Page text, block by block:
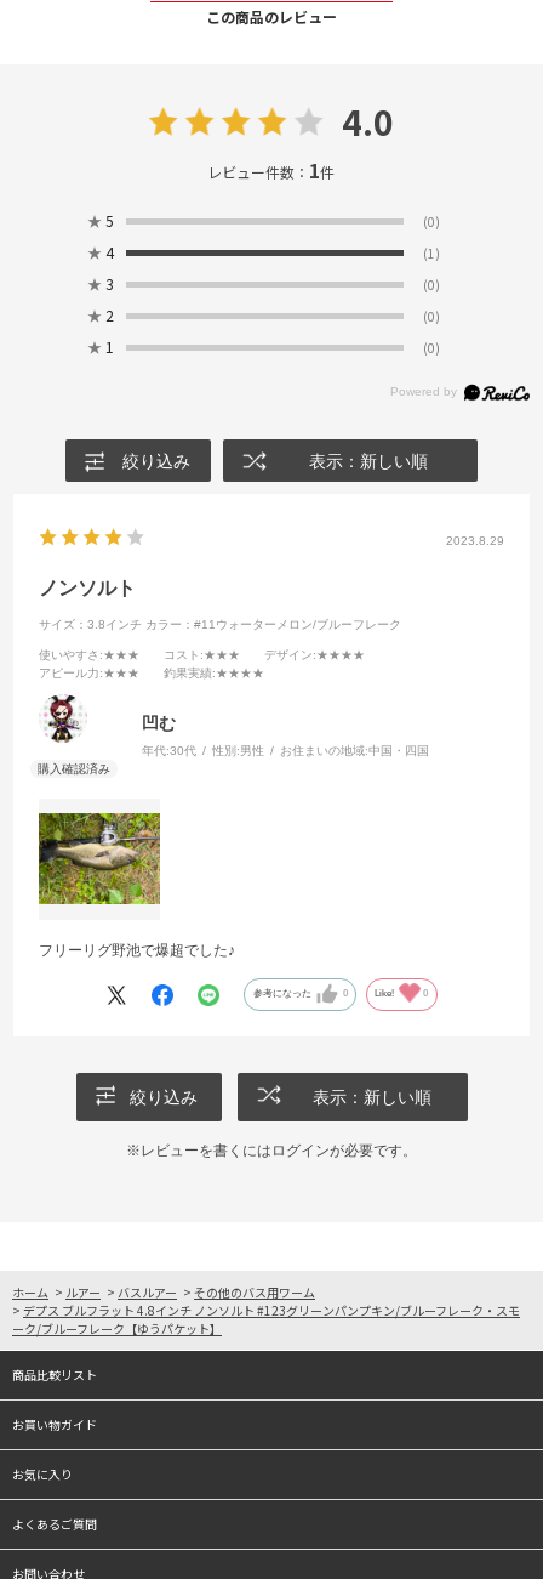
この商品のレビュー
4.0
レビュー件数： 1件
★ 5 (0)
★ 4 (1)
★ 3 (0)
★ 2 (0)
★ 1 (0)
絞り込み 表示：新しい順
2023.8.29
ノンソルト
サイズ：3.8インチ カラー：#11ウォーターメロン/ブルーフレーク
使いやすさ :★★★ コスト :★★★ デザイン:★★★★
アピール力:★★★ 釣果実績:★★★★
凹む
年代:30代 性別:男性 お住まいの地域:中国・四国
フリーリグ野池で爆超でした♪
参考になった 0 Like! 0
絞り込み 表示：新しい順
※レビューを書くには ログインが必要です。
ホーム > ルアー > バスルアー > その他のバス用ワーム
> デプス ブルフラット 4.8インチ ノンソルト #123グリーンパンプキン/ブルーフレーク・スモ
ーク/ブルーフレーク【ゆうパケット】
商品比較リスト
お買い物ガイド
お気に入り
よくあるご質問
お問い合わせ